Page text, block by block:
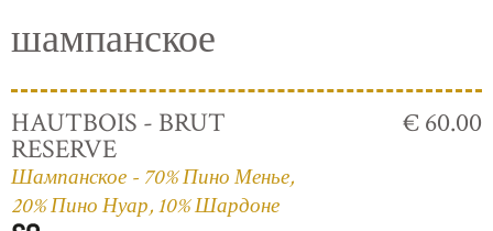
шампанское
HAUTBOIS - BRUT
RESERVE
Шампанское - 70% Пино Менье,
20% Пино Нуар, 10% Шардоне
€ 60.00